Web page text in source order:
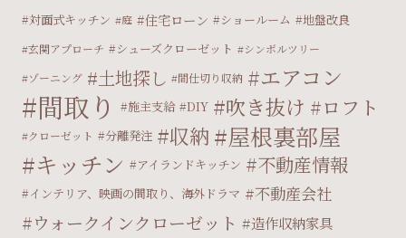
対面式キッチン 庭 住宅ローン ショールーム 地盤改良
玄関アプローチ シューズクローゼット
シンボルツリー
ゾーニング
土地探し 間仕切り収納 エアコン
間取り 施主支給 DIY 吹き抜け ロフト
クローゼット 分離発注 収納 屋根裏部屋
キッチン アイランドキッチン 不動産情報
インテリア、映画の間取り、海外ドラマ 不動産会社
ウォークインクローゼット
造作収納家具